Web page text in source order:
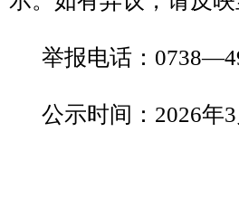
举报电话：
公示时间：2026年